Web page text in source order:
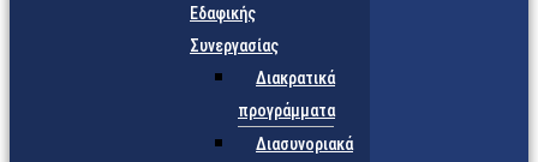
Εδαφικής
Συνεργασίας
Διακρατικά
προγράμματα
Διασυνοριακά